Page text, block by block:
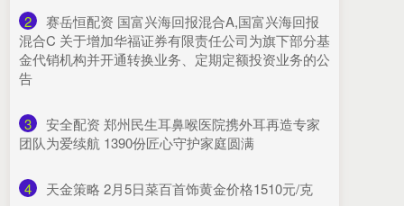
2
​赛岳恒配资 国富兴海回报混合A,国富兴海回报
混合C 关于增加华福证券有限责任公司为旗下部分基
金代销机构并开通转换业务、定期定额投资业务的公
告
3
​安全配资 郑州民生耳鼻喉医院携外耳再造专家
团队为爱续航 1390份匠心守护家庭圆满
4 ​天金策略 2月5日菜百首饰黄金价格1510元/克